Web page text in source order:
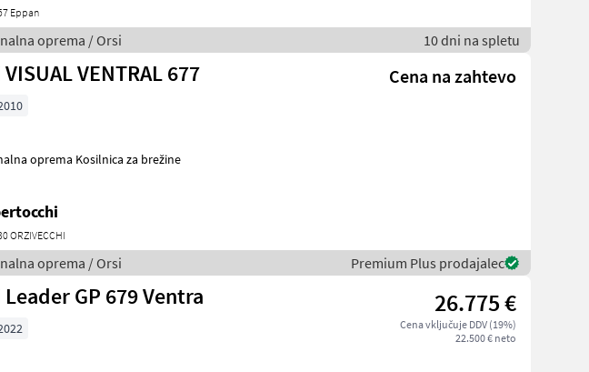
Eppan
oprema / Orsi 10 dni na spletu
VENTRAL 677 Cena na zahtevo
oprema Kosilnica za brežine
ORZIVECCHI
oprema / Orsi Premium Plus prodajalec
Leader GP 679 Ventra 26.775 €
Cena vključuje DDV (19%)
22.500 € neto